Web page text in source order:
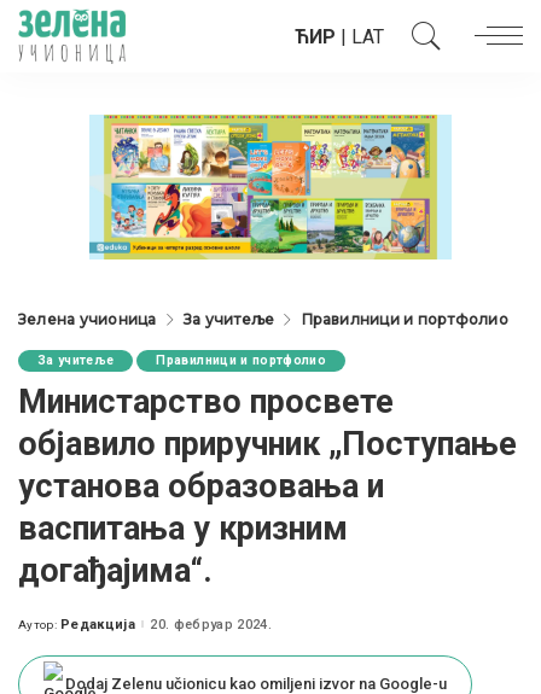
ЋИР | LAT
Зелена учионица За учитеље Правилници и портфолио
За учитеље Правилници и портфолио
Министарство просвете
објавило приручник „Поступање
установа образовања и
васпитања у кризним
догађајима“.
Posted
Аутор: Редакција 20. фебруар 2024.
Dodaj Zelenu učionicu kao omiljeni izvor na Google-u